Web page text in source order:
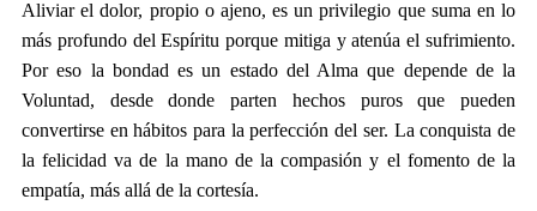
Aliviar el dolor, propio o ajeno, es un privilegio que suma en lo
más profundo del Espíritu porque mitiga y atenúa el sufrimiento.
Por eso la bondad es un estado del Alma que depende de la
Voluntad, desde donde parten hechos puros que pueden
convertirse en hábitos para la perfección del ser. La conquista de
la felicidad va de la mano de la compasión y el fomento de la
empatía, más allá de la cortesía.